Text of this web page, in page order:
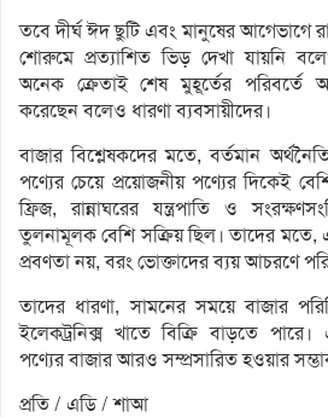
তবে দীর্ঘ ঈদ ছুটি এবং মানুষের আগেভাগে
শোরুমে প্রত্যাশিত ভিড় দেখা যায়নি
অনেক ক্রেতাই শেষ মুহূর্তের পরিবর্তে
করেছেন বলেও ধারণা ব্যবসায়ীদের।
বাজার বিশ্লেষকদের মতে, বর্তমান
পণ্যের চেয়ে প্রয়োজনীয় পণ্যের দিকেই
ফ্রিজ, রান্নাঘরের যন্ত্রপাতি ও
তুলনামূলক বেশি সক্রিয় ছিল। তাদের মতে,
প্রবণতা নয়, বরং ভোক্তাদের ব্যয় আচরণে
তাদের ধারণা, সামনের সময়ে বাজার
ইলেকট্রনিক্স খাতে বিক্রি বাড়তে
পণ্যের বাজার আরও সম্প্রসারিত হওয়ার
প্রতি / এডি / শাআ